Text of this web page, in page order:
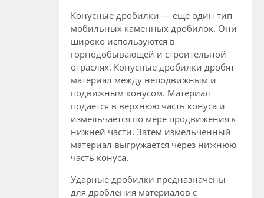
Конусные дробилки — еще один тип
мобильных каменных дробилок. Они
широко используются в
горнодобывающей и строительной
отраслях. Конусные дробилки дробят
материал между неподвижным и
подвижным конусом. Материал
подается в верхнюю часть конуса и
измельчается по мере продвижения к
нижней части. Затем измельченный
материал выгружается через нижнюю
часть конуса.
Ударные дробилки предназначены
для дробления материалов с